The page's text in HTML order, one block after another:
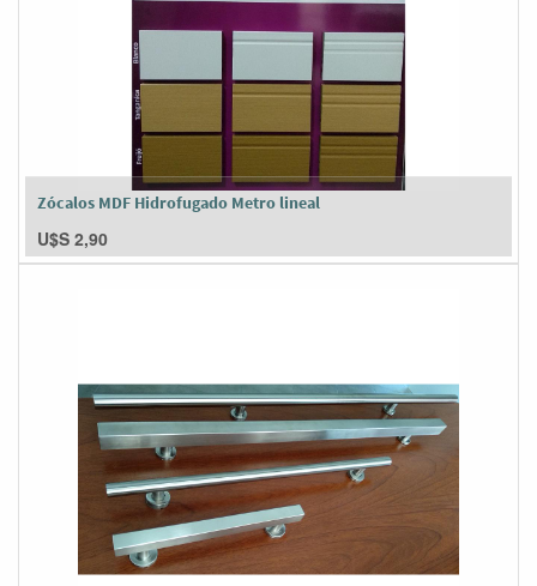
Zócalos MDF Hidrofugado Metro lineal
U$S 2,90